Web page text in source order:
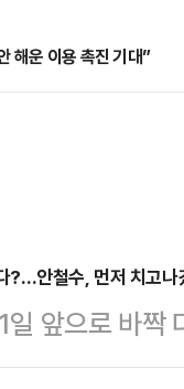
해운 이용 촉진 기대”
?…안철수, 먼저 치고나
앞으로 바짝
공약'을 전격